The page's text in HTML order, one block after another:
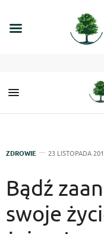
ZDROWIE 23 LISTOPADA
Bądź
swoje